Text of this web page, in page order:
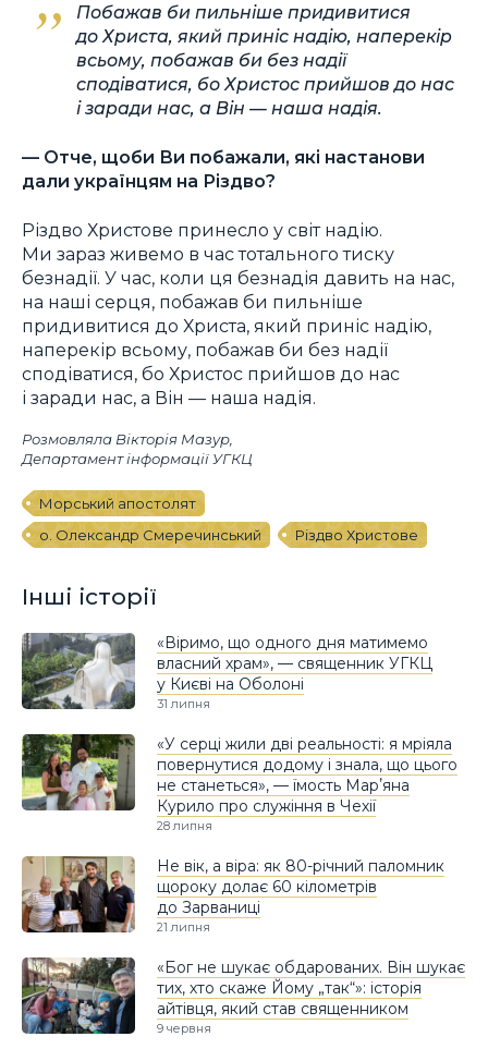
Побажав би пильніше придивитися
до Христа, який приніс надію, наперекір
всьому, побажав би без надії
сподіватися, бо Христос прийшов до нас
і заради нас, а Він — наша надія.
— Отче, щоби Ви побажали, які настанови
дали українцям на Різдво?
Різдво Христове принесло у світ надію.
Ми зараз живемо в час тотального тиску
безнадії. У час, коли ця безнадія давить на нас,
на наші серця, побажав би пильніше
придивитися до Христа, який приніс надію,
наперекір всьому, побажав би без надії
сподіватися, бо Христос прийшов до нас
і заради нас, а Він — наша надія.
Розмовляла Вікторія Мазур,
Департамент інформації УГКЦ
Морський апостолят
о. Олександр Смеречинський
Різдво Христове
Інші історії
«Віримо, що одного дня матимемо
власний храм», — священник УГКЦ
у Києві на Оболоні
31 липня
«У серці жили дві реальності: я мріяла
повернутися додому і знала, що цього
не станеться», — їмость Марʼяна
Курило про служіння в Чехії
28 липня
Не вік, а віра: як 80-річний паломник
щороку долає 60 кілометрів
до Зарваниці
21 липня
«Бог не шукає обдарованих. Він шукає
тих, хто скаже Йому „так“»: історія
айтівця, який став священником
9 червня